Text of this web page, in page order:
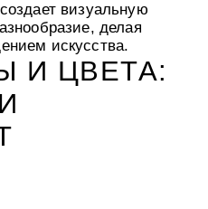
визуальную
делая
искусства.
И ЦВЕТА: